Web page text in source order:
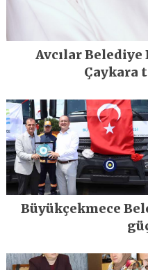
Avcılar Belediye
Çaykara
Büyükçekmece